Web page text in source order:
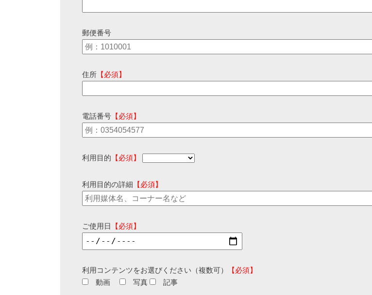
郵便番号
住所 【必須】
電話番号 【必須】
利用目的 【必須】
利用目的の詳細 【必須】
ご使用日 【必須】
利用コンテンツをお選びください（複数可）
【必須】
動画
写真 記事